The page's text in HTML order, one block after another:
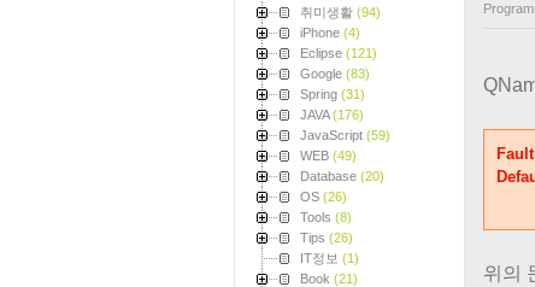
취미생활 (94)
iPhone (4)
Eclipse (121)
Google (83)
Spring (31)
JAVA(176)
JavaScript (59)
WEB (49)
Database (20)
OS (26)
Tools (8)
Tips (26)
IT정보 (1)
Book (21)
위의